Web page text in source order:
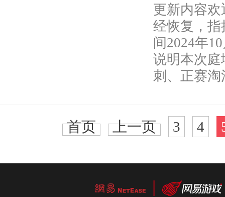
更新内容
经恢复，
间2024年
说明本次
刺、正赛
首页 上一页 3 4